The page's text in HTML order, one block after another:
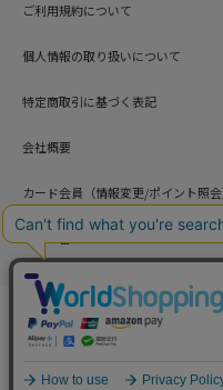
ご利用規約について
個人情報の取り扱いについて
特定商取引に基づく表記
会社概要
カード会員（情報変更/ポイント照会
Copyright © HARUYAMA